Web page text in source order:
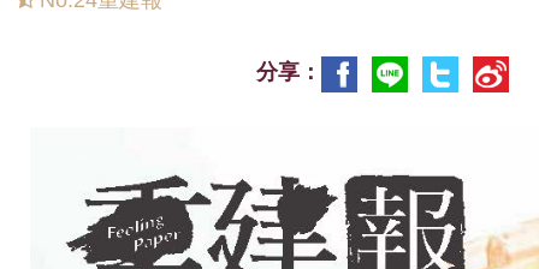
分享：